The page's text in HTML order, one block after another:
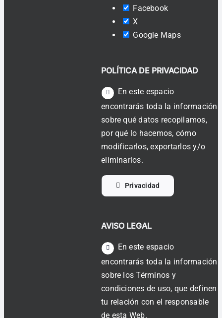
Facebook
X
Google Maps
POLÍTICA DE PRIVACIDAD
En este espacio
encontrarás toda la información
sobre qué datos recopilamos,
por qué lo hacemos, cómo
modificarlos, exportarlos y/o
eliminarlos.
Privacidad
AVISO LEGAL
En este espacio
encontrarás toda la información
sobre los Términos y
condiciones de uso, que definen
tu relación con el responsable
de esta Web.